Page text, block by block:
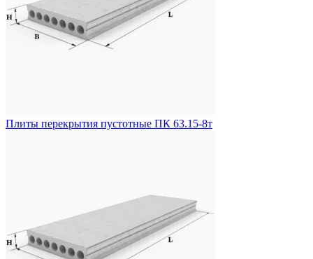
Плиты перекрытия пустотные ПК 63.15-8т